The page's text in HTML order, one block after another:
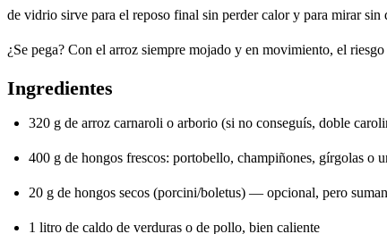
de vidrio sirve para el reposo final sin perder calor y para mirar sin
¿Se pega? Con el arroz siempre mojado y en movimiento, el
Ingredientes
320 g de arroz carnaroli o arborio (si no conseguís, doble
400 g de hongos frescos: portobello, champiñones, gírgolas o
20 g de hongos secos (porcini/boletus) — opcional, pero
1 litro de caldo de verduras o de pollo, bien caliente